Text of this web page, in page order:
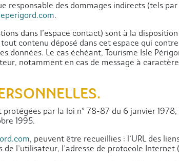
responsable des dommages indirects (tels
.
dans l’espace contact) sont à la
contenu déposé dans cet espace qui
données. Le cas échéant, Tourisme Isle
notamment en cas de message à
par la loi n° 78-87 du 6 janvier
1995.
, peuvent être recueillies : l’URL des
de l’utilisateur, l’adresse de protocole Internet